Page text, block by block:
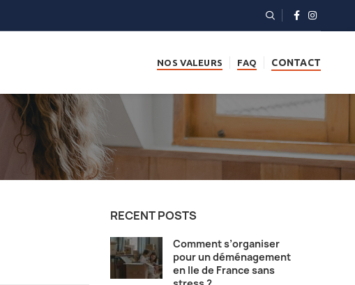
NOS VALEURS FAQ CONTACT
RECENT POSTS
Comment s’organiser
pour un déménagement
en Ile de France sans